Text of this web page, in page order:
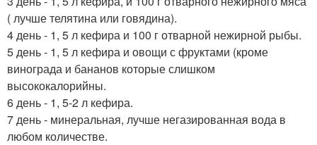
( лучше телятина или говядина).
4 день - 1, 5 л кефира и 100 г отварной нежирной рыбы.
5 день - 1, 5 л кефира и овощи с фруктами (кроме
винограда и бананов которые слишком
высококалорийны.
6 день - 1, 5-2 л кефира.
7 день - минеральная, лучше негазированная вода в
любом количестве.